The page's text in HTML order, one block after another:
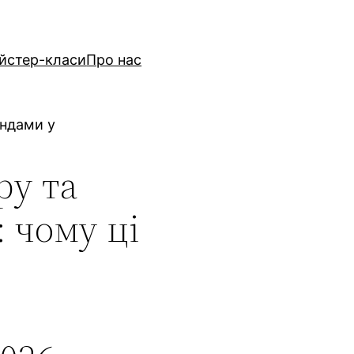
класиПро нас
у
та
чому ці